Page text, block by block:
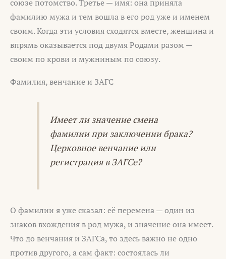
союзе потомство. Третье — имя: она приняла
фамилию мужа и тем вошла в его род уже и именем
своим. Когда эти условия сходятся вместе, женщина и
впрямь оказывается под двумя Родами разом —
своим по крови и мужниным по союзу.
Фамилия, венчание и ЗАГС
Имеет ли значение смена
фамилии при заключении брака?
Церковное венчание или
регистрация в ЗАГСе?
О фамилии я уже сказал: её перемена — один из
знаков вхождения в род мужа, и значение она имеет.
Что до венчания и ЗАГСа, то здесь важно не одно
против другого, а сам факт: состоялась ли